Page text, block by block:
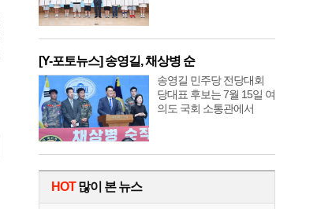
[Y-포토뉴스] 송영길, 채상병 순
송영길 민주당 전당대회
당대표 후보는 7월 15일 여
의도 국회 소통관에서
HOT많이 본 뉴스